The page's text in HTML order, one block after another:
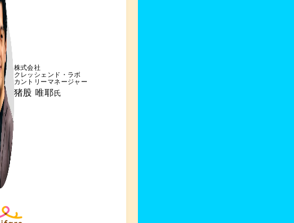
株式会社
クレッシェンド・ラボ
カントリーマネージャー
猪股 唯耶氏